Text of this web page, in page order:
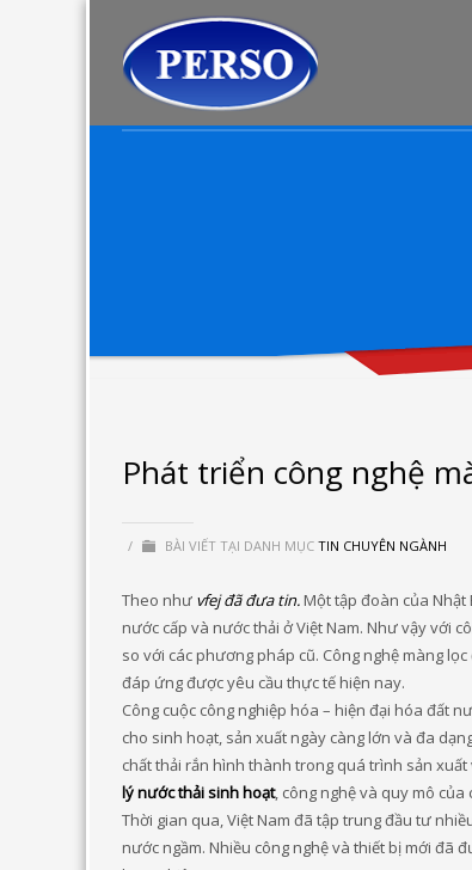
Phát triển công nghệ
/ BÀI VIẾT TẠI DANH MỤC TIN CHUYÊN NGÀNH
Theo như vfej đã đưa tin.Một tập đoàn của
nước cấp và nước thải ở Việt Nam. Như vậy với
so với các phương pháp cũ. Công nghệ màng
đáp ứng được yêu cầu thực tế hiện nay.
Công cuộc công nghiệp hóa – hiện đại hóa đất
cho sinh hoạt, sản xuất ngày càng lớn và đa
chất thải rắn hình thành trong quá trình sản
lý nước thải sinh hoạt, công nghệ và quy mô
Thời gian qua, Việt Nam đã tập trung đầu tư
nước ngầm. Nhiều công nghệ và thiết bị mới đã